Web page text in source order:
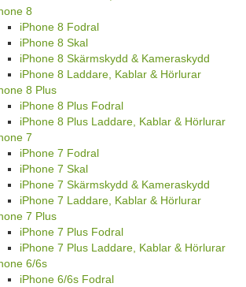
8
iPhone 8 Fodral
iPhone 8 Skal
iPhone 8 Skärmskydd & Kameraskydd
iPhone 8 Laddare, Kablar & Hörlurar
8 Plus
iPhone 8 Plus Fodral
iPhone 8 Plus Laddare, Kablar & Hörlurar
7
iPhone 7 Fodral
iPhone 7 Skal
iPhone 7 Skärmskydd & Kameraskydd
iPhone 7 Laddare, Kablar & Hörlurar
7 Plus
iPhone 7 Plus Fodral
iPhone 7 Plus Laddare, Kablar & Hörlurar
6/6s
iPhone 6/6s Fodral